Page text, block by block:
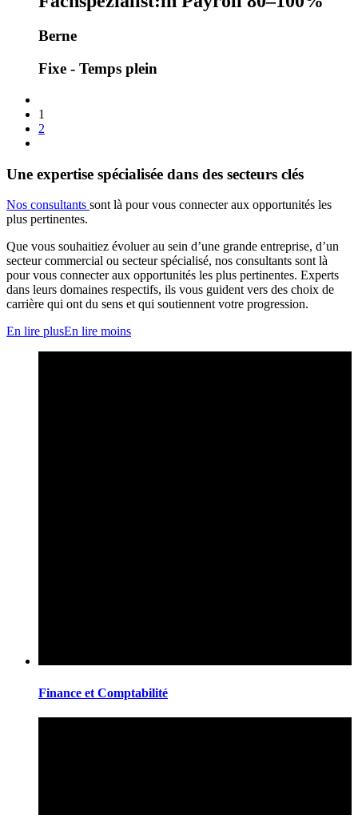
Berne
Fixe - Temps plein
1
2
Une expertise spécialisée dans des secteurs clés
Nos consultants sont là pour vous connecter aux opportunités les
plus pertinentes.
Que vous souhaitiez évoluer au sein d’une grande entreprise, d’un
secteur commercial ou secteur spécialisé, nos consultants sont là
pour vous connecter aux opportunités les plus pertinentes. Experts
dans leurs domaines respectifs, ils vous guident vers des choix de
carrière qui ont du sens et qui soutiennent votre progression.
En lire plusEn lire moins
Finance et Comptabilité